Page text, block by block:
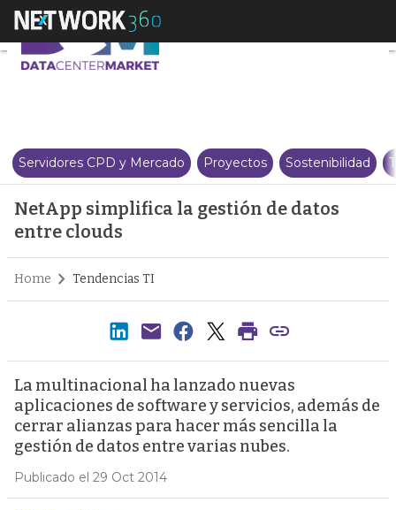
NetApp simplifica la gestión
Servidores CPD y Mercado Proyectos Sostenibilidad
NetApp simplifica la gestión de datos
entre clouds
Home Tendencias TI
La multinacional ha lanzado nuevas
aplicaciones de software y servicios, además de
cerrar alianzas para hacer más sencilla la
gestión de datos entre varias nubes.
Publicado el 29 Oct 2014